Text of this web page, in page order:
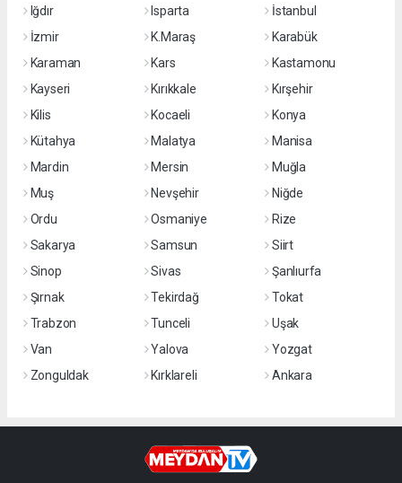
Iğdır
Isparta
İstanbul
İzmir
K.Maraş
Karabük
Karaman
Kars
Kastamonu
Kayseri
Kırıkkale
Kırşehir
Kilis
Kocaeli
Konya
Kütahya
Malatya
Manisa
Mardin
Mersin
Muğla
Muş
Nevşehir
Niğde
Ordu
Osmaniye
Rize
Sakarya
Samsun
Siirt
Sinop
Sivas
Şanlıurfa
Şırnak
Tekirdağ
Tokat
Trabzon
Tunceli
Uşak
Van
Yalova
Yozgat
Zonguldak
Kırklareli Ankara